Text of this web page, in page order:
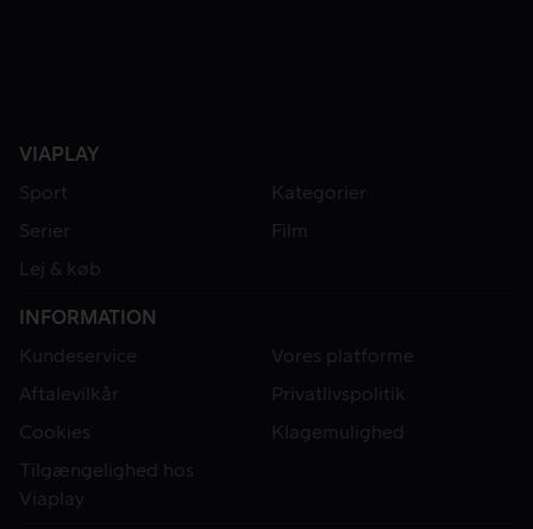
VIAPLAY
Sport
Kategorier
Serier
Film
Lej & køb
INFORMATION
Kundeservice
Vores platforme
Aftalevilkår
Privatlivspolitik
Cookies
Klagemulighed
Tilgængelighed hos
Viaplay